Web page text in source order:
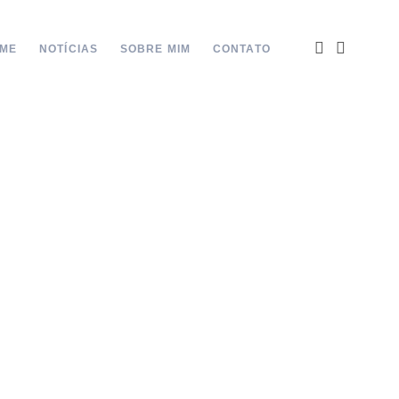
NOTÍCIAS SOBRE MIM CONTATO